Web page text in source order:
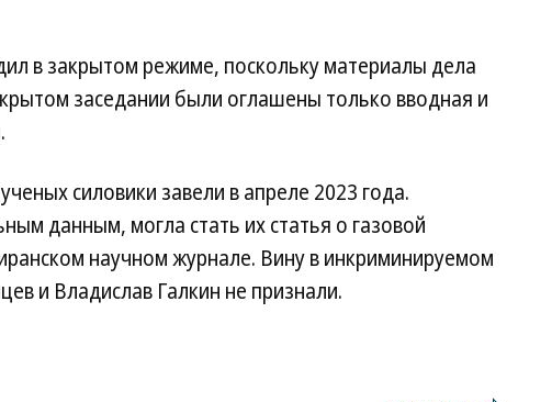
в закрытом режиме, поскольку материалы дела
заседании были оглашены только вводная и
силовики завели в апреле 2023 года.
данным, могла стать их статья о газовой
научном журнале. Вину в инкриминируемом
и Владислав Галкин не признали.